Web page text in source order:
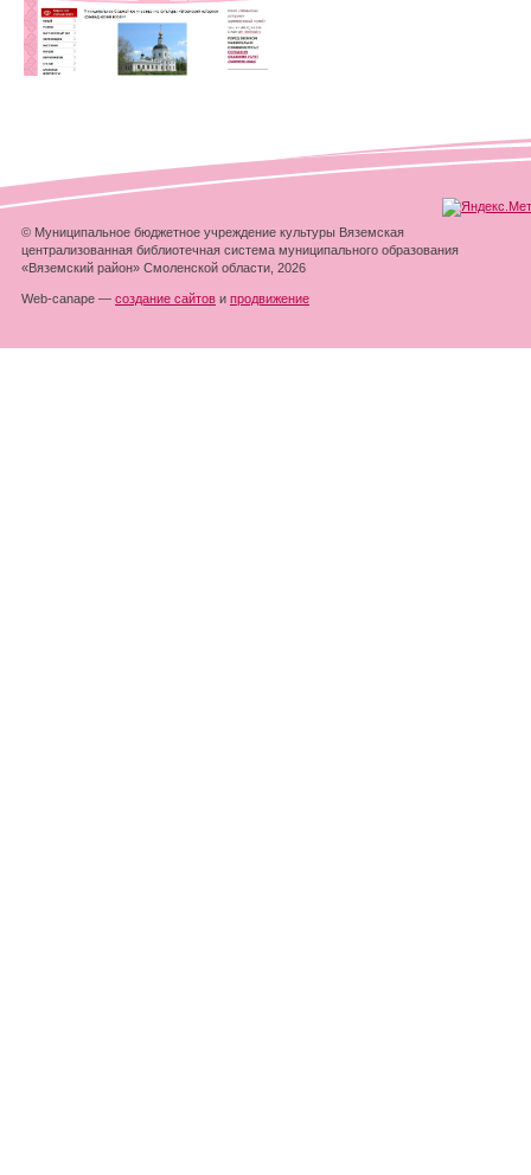
© Муниципальное бюджетное учреждение культуры Вяземская
централизованная библиотечная система муниципального образования
«Вяземский район» Смоленской области, 2026
Web-canape — создание сайтов и продвижение